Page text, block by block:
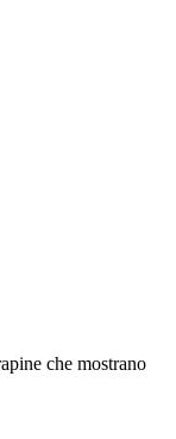
che mostrano